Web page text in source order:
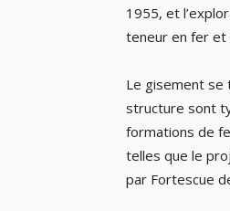
1955, et
teneur en fer et
Le gisement se
structure sont
formations de
telles que le
par Fortescue